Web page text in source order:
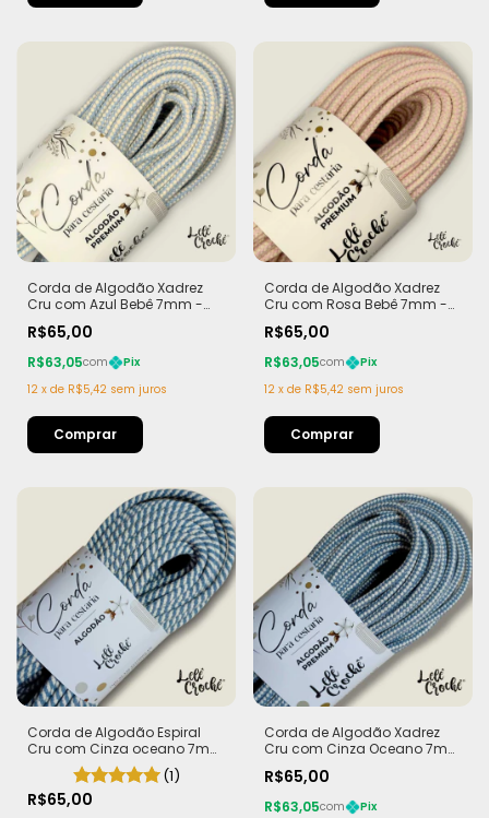
Corda de Algodão Xadrez
Cru com Azul Bebê 7mm -
R$65,00
R$63,05com
Pix
12 x de R$5,42 sem juros
Corda de Algodão Xadrez
Cru com Rosa Bebê 7mm -
R$65,00
R$63,05com
Pix
12 x de R$5,42 sem juros
Corda de Algodão Espiral
Cru com Cinza oceano 7mm
(1)
R$65,00
Corda de Algodão Xadrez
Cru com Cinza Oceano 7mm
R$65,00
R$63,05com
Pix